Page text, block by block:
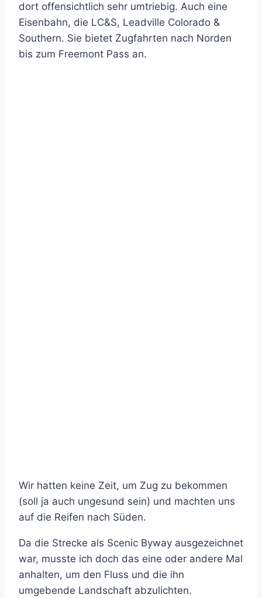
dort offensichtlich sehr umtriebig. Auch eine
Eisenbahn, die LC&S, Leadville Colorado &
Southern. Sie bietet Zugfahrten nach Norden
bis zum Freemont Pass an.
Wir hatten keine Zeit, um Zug zu bekommen
(soll ja auch ungesund sein) und machten uns
auf die Reifen nach Süden.
Da die Strecke als Scenic Byway ausgezeichnet
war, musste ich doch das eine oder andere Mal
anhalten, um den Fluss und die ihn
umgebende Landschaft abzulichten.